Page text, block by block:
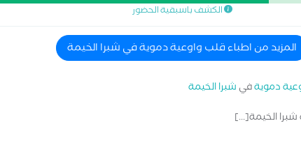
الكشف باسبقية الحضور
المزيد من اطباء قلب واوعية دموية في شبرا الخيمة
دمويةفي شبرا الخيمة
شبرا الخيمة[...]